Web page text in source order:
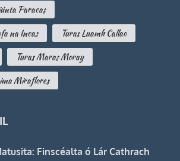
Paracas
na Incas
Turas Luamh Callao
Turas Maras Moray
Miraflores
Finscéalta ó Lár Cathrach